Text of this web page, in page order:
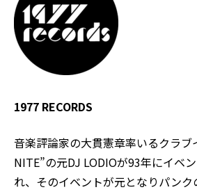
1977 RECORDS
音楽評論家の大貫憲章率いるクラブ
NITE”の元DJ LODIOが93年にイベ
れ、そのイベントが元となりパン